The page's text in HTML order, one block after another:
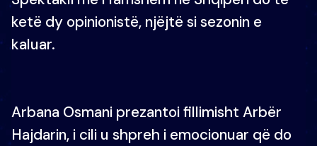
ketë dy opinionistë, njëjtë si sezonin e
kaluar.
Arbana Osmani prezantoi fillimisht Arbër
Hajdarin, i cili u shpreh i emocionuar që do